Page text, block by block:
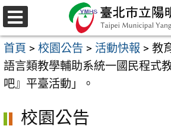
跳
至
主
要
內
區
選
單
首頁 > 校園公告 > 活動快報 > 教
語言類教學輔助系統一國民程式
吧』平臺活動」。
校園公告